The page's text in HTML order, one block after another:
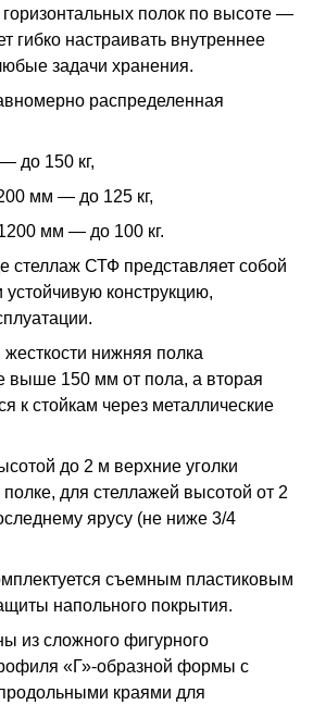
горизонтальных полок по высоте —
гибко настраивать внутреннее
задачи хранения.
распределенная
до 150 кг,
мм — до 125 кг,
мм — до 100 кг.
стеллаж СТФ представляет собой
конструкцию,
нижняя полка
выше 150 мм от пола, а вторая
к стойкам через металлические
до 2 м верхние уголки
полке, для стеллажей высотой от 2
ярусу (не ниже 3/4
съемным пластиковым
напольного покрытия.
из сложного фигурного
«Г»-образной формы с
краями для